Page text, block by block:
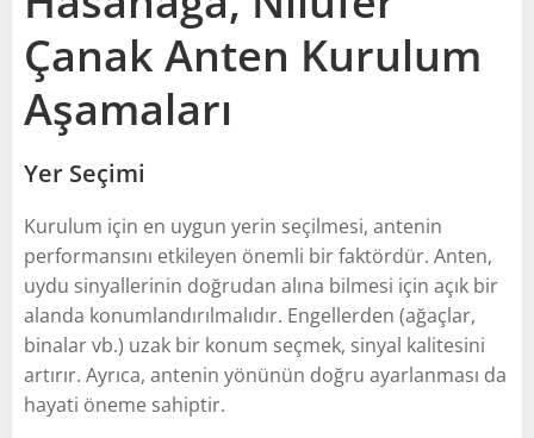
Çanak Anten Kurulum
Aşamaları
Yer Seçimi
Kurulum için en uygun yerin seçilmesi, antenin
performansını etkileyen önemli bir faktördür. Anten,
uydu sinyallerinin doğrudan alına bilmesi için açık bir
alanda konumlandırılmalıdır. Engellerden (ağaçlar,
binalar vb.) uzak bir konum seçmek, sinyal kalitesini
artırır. Ayrıca, antenin yönünün doğru ayarlanması da
hayati öneme sahiptir.